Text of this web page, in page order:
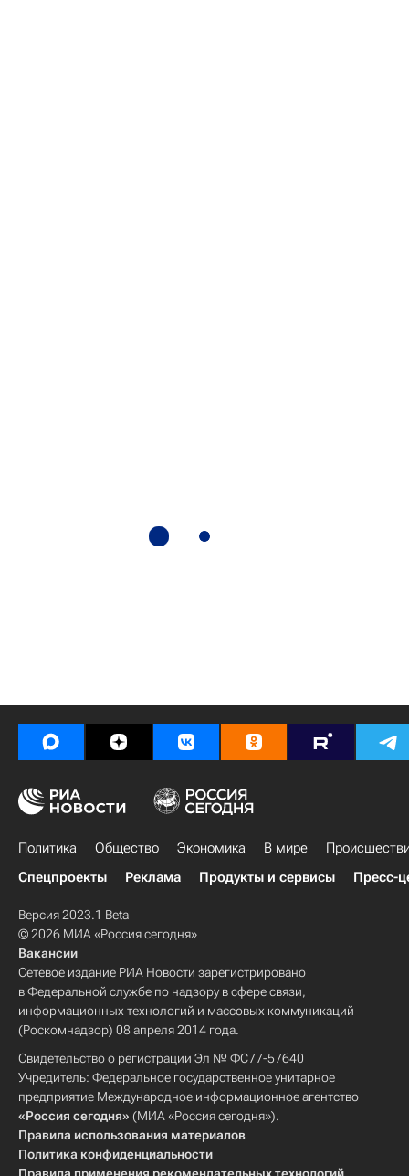
Политика Общество Экономика В мире
Спецпроекты
Реклама Продукты и сервисы Пресс-
Версия 2023.1 Beta
© 2026 МИА «Россия сегодня»
Вакансии
Сетевое издание РИА Новости зарегистрировано
в Федеральной службе по надзору в сфере связи,
информационных технологий и массовых коммуникаций
(Роскомнадзор) 08 апреля 2014 года.
Свидетельство о регистрации Эл № ФС77-57640
Учредитель: Федеральное государственное унитарное
предприятие Международное информационное агентство
«Россия сегодня» (МИА «Россия сегодня»).
Правила использования материалов
Политика конфиденциальности